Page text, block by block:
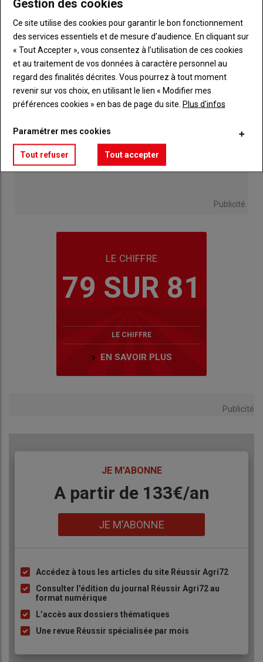
Face à la crise fourragère, l'élevage laitier
30 juillet 2026
Publicité
LE CHIFFRE
79 SUR 81
LE CHIFFRE
EN SAVOIR PLUS
Publicité
JE M'ABONNE
BodyA partir de 133€/an
JE M'ABONNE
Liste
à
puce
Accédez à tous les articles du site Réussir Agri72
Consulter l'édition du journal Réussir Agri72 au
format numérique
L’accès aux dossiers thématiques
Une revue Réussir spécialisée par mois
Gestion des cookies
Ce site utilise des cookies pour garantir le bon fonctionnement
des services essentiels et de mesure d’audience. En cliquant sur
« Tout Accepter », vous consentez à l’utilisation de ces cookies
et au traitement de vos données à caractère personnel au
regard des finalités décrites. Vous pourrez à tout moment
revenir sur vos choix, en utilisant le lien « Modifier mes
préférences cookies » en bas de page du site. Plus d'infos
Paramétrer mes cookies
Tout refuser Tout accepter